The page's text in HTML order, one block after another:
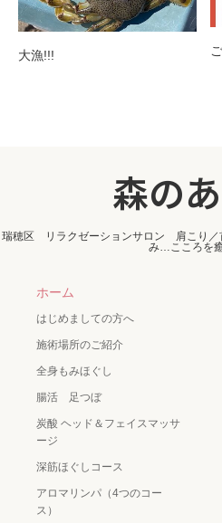
大漁!!!
森の
瑞穂区 リラクゼーションサロン 肩こり
み…こころを
ホーム
はじめましての方へ
施術場所のご紹介
全身もみほぐし
腸活 足つぼ
炭酸 ヘッド＆フェイスマッサ
ージ
深筋ほぐしコース
アロマリンパ（4つのコー
ス）